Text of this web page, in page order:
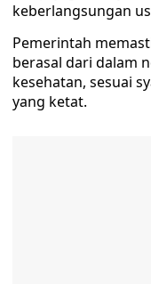
keberlangsungan
Pemerintah
berasal dari dalam
kesehatan, sesuai
yang ketat.